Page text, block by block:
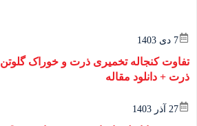
7 دی 1403
تفاوت کنجاله تخمیری ذرت و خوراک گلوتن
ذرت + دانلود مقاله
27 آذر 1403